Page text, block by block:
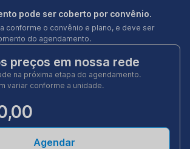
pode ser coberto por convênio.
conforme o convênio e plano, e deve ser
do agendamento.
preços em nossa rede
na próxima etapa do agendamento.
variar conforme a unidade.
Agendar